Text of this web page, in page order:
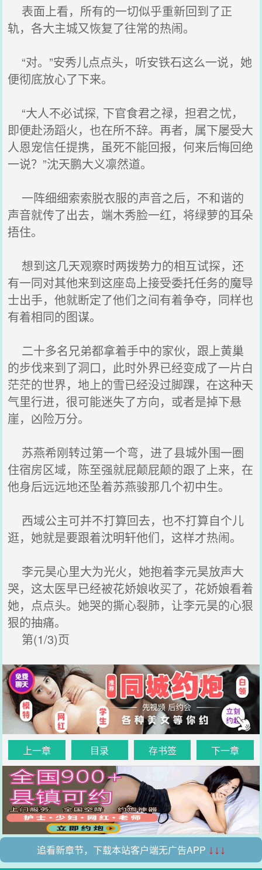
表面上看，所有的一切似乎重新回到了正
轨，各大主城又恢复了往常的热闹。
“对。”安秀儿点点头，听安铁石这么一说，她
便彻底放心了下来。
“大人不必试探, 下官食君之禄，担君之忧，
即便赴汤蹈火，也在所不辞。再者，属下屡受大
人恩宠信任提携，虽死不能回报，何来后悔回绝
一说？”沈天鹏大义凛然道。
一阵细细索索脱衣服的声音之后，不和谐的
声音就传了出去，端木秀脸一红，将绿萝的耳朵
捂住。
想到这几天观察时两拨势力的相互试探，还
有一同对其他来到这座岛上接受委托任务的魔导
士出手，他就断定了他们之间有着争夺，同样也
有着相同的图谋。
二十多名兄弟都拿着手中的家伙，跟上黄巢
的步伐来到了洞口，此时外界已经变成了一片白
茫茫的世界，地上的雪已经没过脚踝，在这种天
气里行进，很可能迷失了方向，或者是掉下悬
崖，凶险万分。
苏燕希刚转过第一个弯，进了县城外围一圈
住宿房区域，陈至强就屁颠屁颠的跟了上来，在
他身后远远地还坠着苏燕骏那几个初中生。
西域公主可并不打算回去，也不打算自个儿
逛，她就是要跟着沈明轩他们，这样才热闹。
李元昊心里大为光火，她抱着李元昊放声大
哭，这太医早已经被花娇娘收买了，花娇娘看着
她，点点头。她哭的撕心裂肺，让李元昊的心狠
狠的抽痛。
第(1/3)页
上一章 目录 存书签 下一章
追看新章节，下载本站客户端无广告APP ↓↓↓